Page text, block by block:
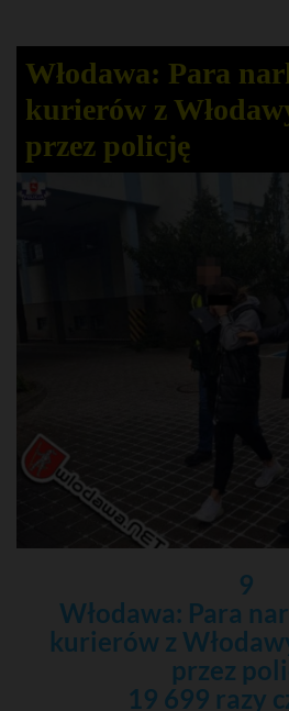
Włodawa: Para
kurierów z
przez policję
9
Włodawa: Para
kurierów z
przez
19 699 razy